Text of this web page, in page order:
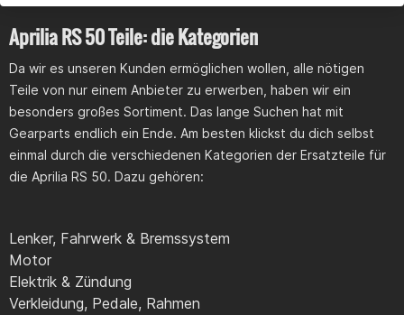
Aprilia RS 50 Teile: die Kategorien
Da wir es unseren Kunden ermöglichen wollen, alle nötigen
Teile von nur einem Anbieter zu erwerben, haben wir ein
besonders großes Sortiment. Das lange Suchen hat mit
Gearparts endlich ein Ende. Am besten klickst du dich selbst
einmal durch die verschiedenen Kategorien der Ersatzteile für
die Aprilia RS 50. Dazu gehören:
Lenker, Fahrwerk & Bremssystem
Motor
Elektrik & Zündung
Verkleidung, Pedale, Rahmen